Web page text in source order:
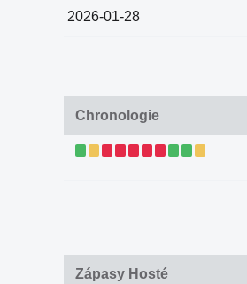
2026-01-28
Chronologie
Zápasy Hosté